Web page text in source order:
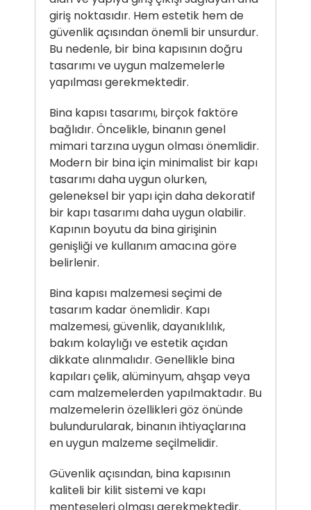
giriş noktasıdır. Hem estetik hem de
güvenlik açısından önemli bir unsurdur.
Bu nedenle, bir bina kapısının doğru
tasarımı ve uygun malzemelerle
yapılması gerekmektedir.
Bina kapısı tasarımı, birçok faktöre
bağlıdır. Öncelikle, binanın genel
mimari tarzına uygun olması önemlidir.
Modern bir bina için minimalist bir kapı
tasarımı daha uygun olurken,
geleneksel bir yapı için daha dekoratif
bir kapı tasarımı daha uygun olabilir.
Kapının boyutu da bina girişinin
genişliği ve kullanım amacına göre
belirlenir.
Bina kapısı malzemesi seçimi de
tasarım kadar önemlidir. Kapı
malzemesi, güvenlik, dayanıklılık,
bakım kolaylığı ve estetik açıdan
dikkate alınmalıdır. Genellikle bina
kapıları çelik, alüminyum, ahşap veya
cam malzemelerden yapılmaktadır. Bu
malzemelerin özellikleri göz önünde
bulundurularak, binanın ihtiyaçlarına
en uygun malzeme seçilmelidir.
Güvenlik açısından, bina kapısının
kaliteli bir kilit sistemi ve kapı